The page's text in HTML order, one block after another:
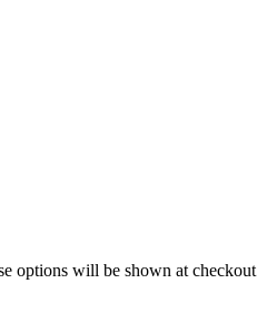
options will be shown at